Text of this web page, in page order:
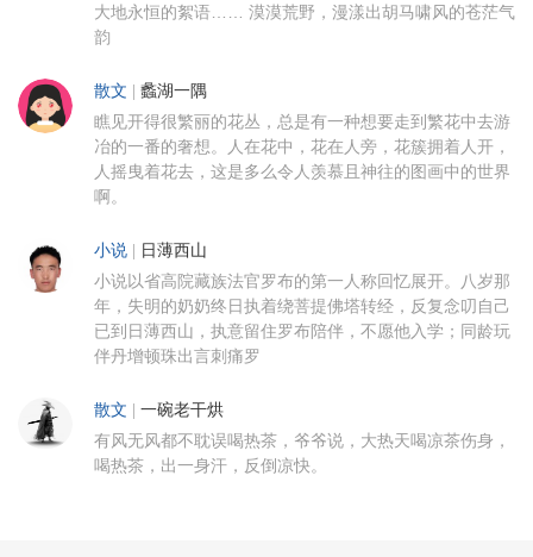
大地永恒的絮语…… 漠漠荒野，漫漾出胡马啸风的苍茫气
韵
散文 | 蠡湖一隅
瞧见开得很繁丽的花丛，总是有一种想要走到繁花中去游
冶的一番的奢想。人在花中，花在人旁，花簇拥着人开，
人摇曳着花去，这是多么令人羡慕且神往的图画中的世界
啊。
小说 | 日薄西山
小说以省高院藏族法官罗布的第一人称回忆展开。八岁那
年，失明的奶奶终日执着绕菩提佛塔转经，反复念叨自己
已到日薄西山，执意留住罗布陪伴，不愿他入学；同龄玩
伴丹增顿珠出言刺痛罗
散文 | 一碗老干烘
有风无风都不耽误喝热茶，爷爷说，大热天喝凉茶伤身，
喝热茶，出一身汗，反倒凉快。